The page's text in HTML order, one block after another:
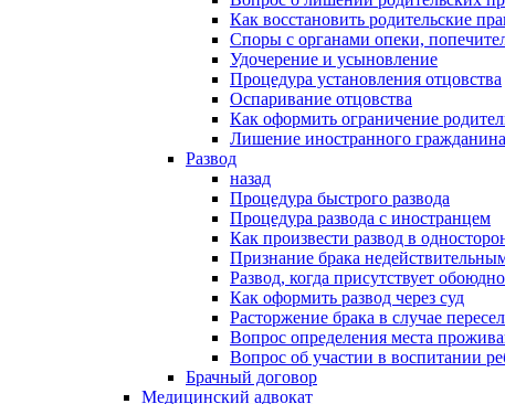
Как восстановить родительские
Споры с органами опеки,
Удочерение и усыновление
Процедура установления отцовства
Оспаривание отцовства
Как оформить ограничение
Лишение иностранного
Развод
назад
Процедура быстрого развода
Процедура развода с иностранцем
Как произвести развод в
Признание брака
Развод, когда присутствует
Как оформить развод через суд
Расторжение брака в случае
Вопрос определения места
Вопрос об участии в воспитании
Брачный договор
Медицинский адвокат